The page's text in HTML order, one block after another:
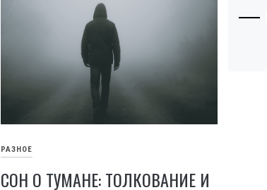
РАЗНОЕ
СОН О ТУМАНЕ: ТОЛКОВАНИЕ И